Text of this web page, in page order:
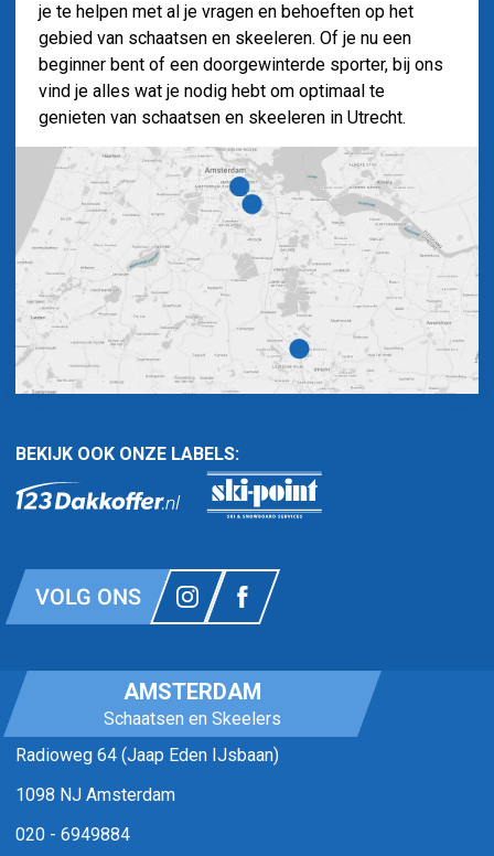
je te helpen met al je vragen en behoeften op het
gebied van schaatsen en skeeleren. Of je nu een
beginner bent of een doorgewinterde sporter, bij ons
vind je alles wat je nodig hebt om optimaal te
genieten van schaatsen en skeeleren in Utrecht.
BEKIJK OOK ONZE LABELS:
VOLG ONS
AMSTERDAM
Schaatsen en Skeelers
Radioweg 64 (Jaap Eden IJsbaan)
1098 NJ Amsterdam
020 - 6949884